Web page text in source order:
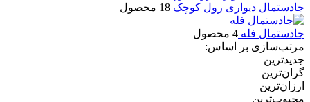
جادستمال دیواری رول کوچک 18 محصول
جادستمال فله 4 محصول
مرتب‌سازی بر اساس:
جدیدترین
گران‌ترین
ارزان‌ترین
محبوب‌ترین